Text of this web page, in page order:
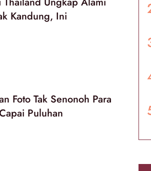
Kandung, Ini
Foto Tak Senonoh Para
Puluhan